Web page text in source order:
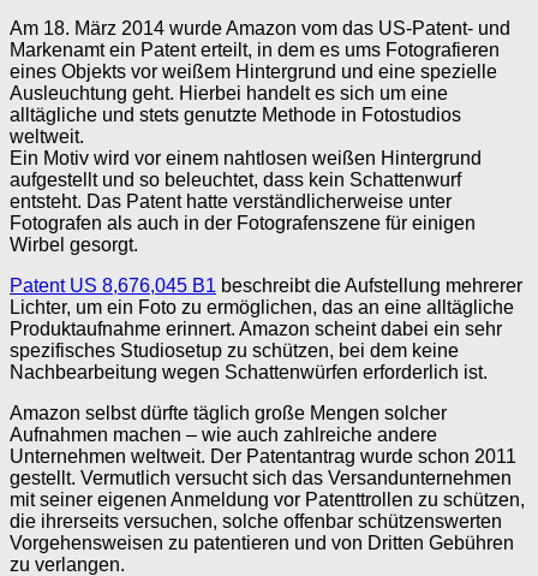
Am 18. März 2014 wurde Amazon vom das US-Patent- und
Markenamt ein Patent erteilt, in dem es ums Fotografieren
eines Objekts vor weißem Hintergrund und eine spezielle
Ausleuchtung geht. Hierbei handelt es sich um eine
alltägliche und stets genutzte Methode in Fotostudios
weltweit.
Ein Motiv wird vor einem nahtlosen weißen Hintergrund
aufgestellt und so beleuchtet, dass kein Schattenwurf
entsteht. Das Patent hatte verständlicherweise unter
Fotografen als auch in der Fotografenszene für einigen
Wirbel gesorgt.
Patent US 8,676,045 B1 beschreibt die Aufstellung mehrerer
Lichter, um ein Foto zu ermöglichen, das an eine alltägliche
Produktaufnahme erinnert. Amazon scheint dabei ein sehr
spezifisches Studiosetup zu schützen, bei dem keine
Nachbearbeitung wegen Schattenwürfen erforderlich ist.
Amazon selbst dürfte täglich große Mengen solcher
Aufnahmen machen – wie auch zahlreiche andere
Unternehmen weltweit. Der Patentantrag wurde schon 2011
gestellt. Vermutlich versucht sich das Versandunternehmen
mit seiner eigenen Anmeldung vor Patenttrollen zu schützen,
die ihrerseits versuchen, solche offenbar schützenswerten
Vorgehensweisen zu patentieren und von Dritten Gebühren
zu verlangen.